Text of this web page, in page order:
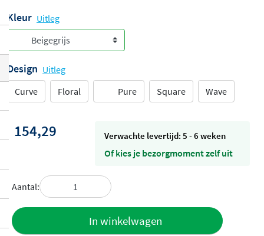
Kleur Uitleg
Design Uitleg
Curve
Floral Pure Square Wave
154,29 Verwachte levertijd: 5 - 6 weken
Of kies je bezorgmoment zelf uit
Aantal:
In winkelwagen